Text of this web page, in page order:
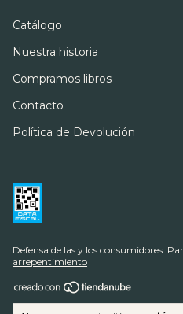
Catálogo
Nuestra historia
Compramos libros
Contacto
Política de Devolución
Defensa de las y los consumidores.
arrepentimiento
Copyright The Book Cellar &